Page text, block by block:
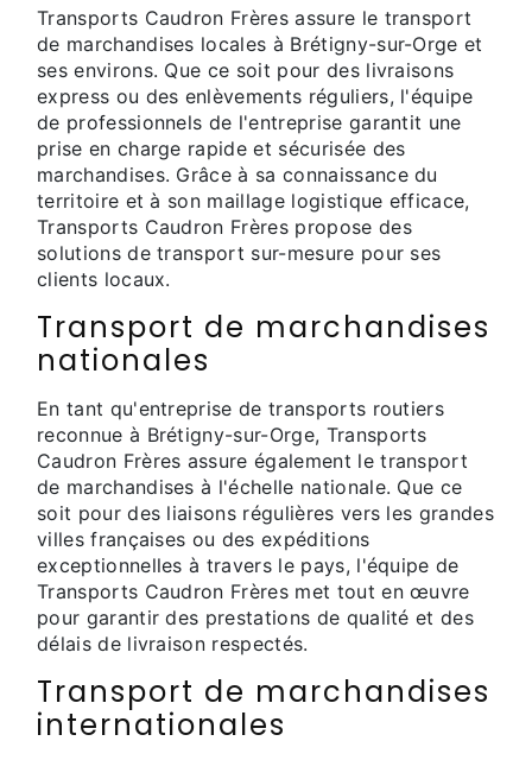
Transports Caudron Frères assure le transport
de marchandises locales à Brétigny-sur-Orge et
ses environs. Que ce soit pour des livraisons
express ou des enlèvements réguliers, l'équipe
de professionnels de l'entreprise garantit une
prise en charge rapide et sécurisée des
marchandises. Grâce à sa connaissance du
territoire et à son maillage logistique efficace,
Transports Caudron Frères propose des
solutions de transport sur-mesure pour ses
clients locaux.
Transport de marchandises
nationales
En tant qu'entreprise de transports routiers
reconnue à Brétigny-sur-Orge, Transports
Caudron Frères assure également le transport
de marchandises à l'échelle nationale. Que ce
soit pour des liaisons régulières vers les grandes
villes françaises ou des expéditions
exceptionnelles à travers le pays, l'équipe de
Transports Caudron Frères met tout en œuvre
pour garantir des prestations de qualité et des
délais de livraison respectés.
Transport de marchandises
internationales